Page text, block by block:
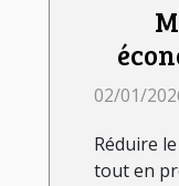
02/01/
Réduire
tout en